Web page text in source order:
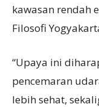
kawasan rendah
Filosofi
“Upaya ini
pencemaran
lebih sehat,